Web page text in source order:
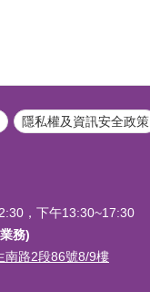
隱私權及資訊安全政策
，下午13:30~17:30
務)
南路2段86號8/9樓